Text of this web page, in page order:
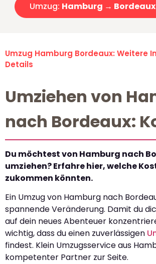
Umzug: Hamburg → Bordeaux
Umzug Hamburg Bordeaux: Weitere
Details
Umziehen von
nach Bordeaux:
Du möchtest von Hamburg nach
umziehen? Erfahre hier, welche
zukommen könnten.
Ein Umzug von Hamburg nach
spannende Veränderung. Damit du
auf dein neues Abenteuer
wichtig, dass du einen zuverlässigen
findest. Klein Umzugsservice aus
kompetenter Partner zur Seite.